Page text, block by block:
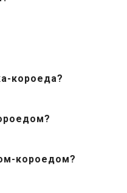
короеда?
короедом?